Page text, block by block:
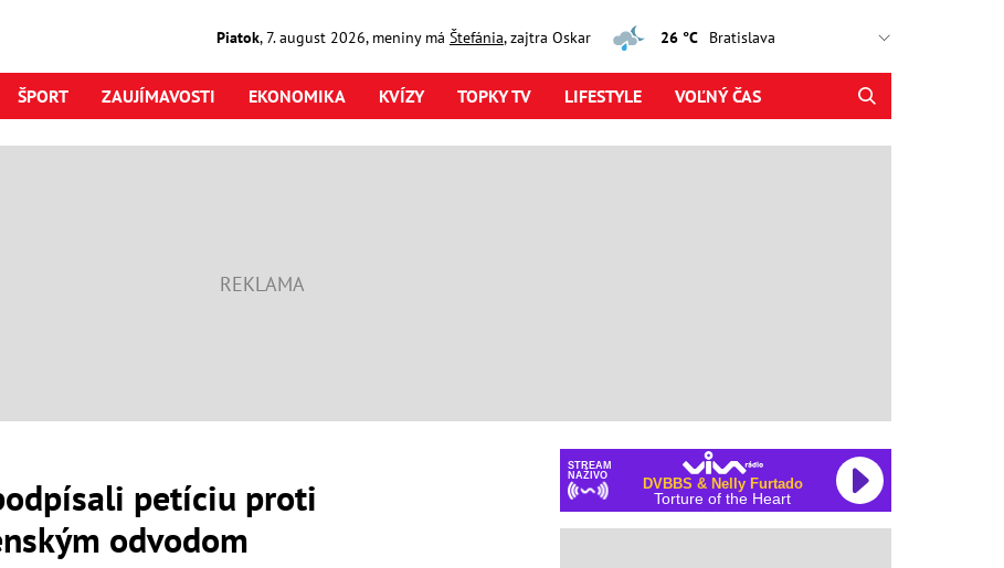
Piatok,7. august2026, meniny má Štefánia, zajtra Oskar 26 °C
ŠPORT ZAUJÍMAVOSTI EKONOMIKA KVÍZY TOPKY TV LIFESTYLE VOĽNÝ ČAS
petíciu proti
odvodom
STREAM
NAŽIVO
DVBBS & Nelly Furtado
Torture of the Heart